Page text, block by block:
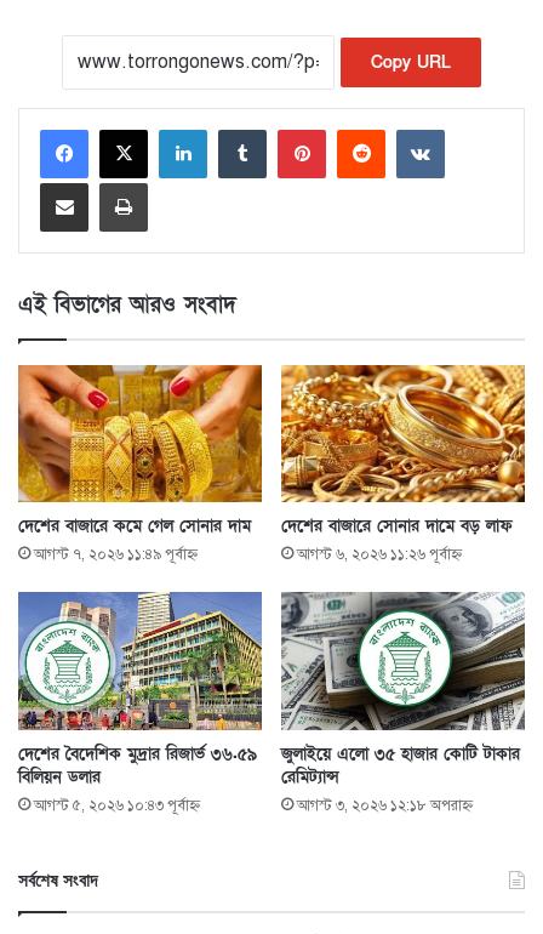
Copy URL
LinkedIn
এই বিভাগের আরও সংবাদ
দেশের বাজারে কমে গেল সোনার দাম
আগস্ট ৭, ২০২৬ ১১:৪৯ পূর্বাহ্ণ
দেশের বাজারে সোনার দামে বড় লাফ
আগস্ট ৬, ২০২৬ ১১:২৬ পূর্বাহ্ণ
দেশের বৈদেশিক মুদ্রার রিজার্ভ ৩৬.৫৯
বিলিয়ন ডলার
আগস্ট ৫, ২০২৬ ১০:৪৩ পূর্বাহ্ণ
জুলাইয়ে এলো ৩৫ হাজার কোটি টাকার
রেমিট্যান্স
আগস্ট ৩, ২০২৬ ১২:১৮ অপরাহ্ণ
সর্বশেষ সংবাদ